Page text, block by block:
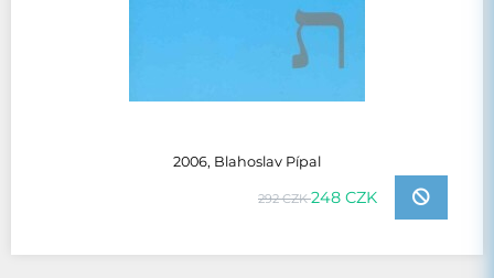
2006, Blahoslav Pípal
292 CZK248 CZK